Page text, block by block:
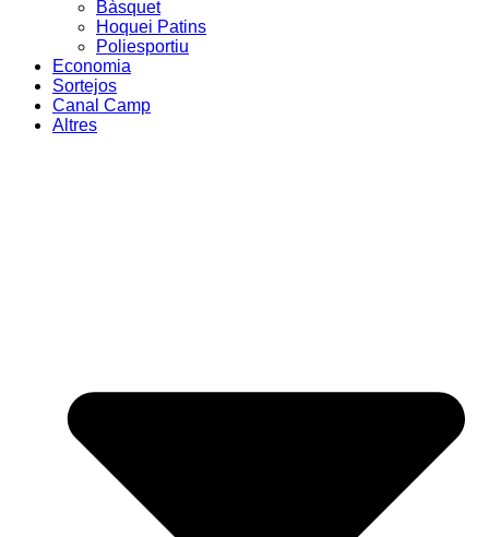
Bàsquet
Hoquei Patins
Poliesportiu
Economia
Sortejos
Canal Camp
Altres